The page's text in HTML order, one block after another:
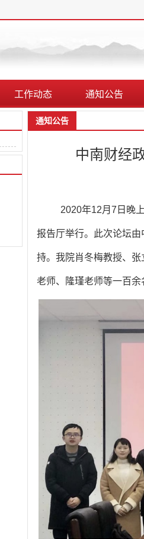
工作动态 通知公告
通知公告
中南财经
2020年12月7日晚
报告厅举行。此次论坛
持。我院肖冬梅教授、
老师、隆瑾老师等一百余